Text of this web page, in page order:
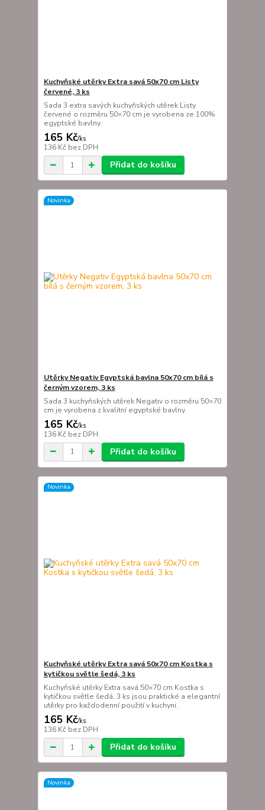
Kuchyňské utěrky Extra savá 50x70 cm Listy
červené, 3 ks
Sada 3 extra savých kuchyňských utěrek Listy
červené o rozměru 50×70 cm je vyrobena ze 100%
egyptské bavlny.
165 Kč/ks
136 Kč bez DPH
Přidat do košíku
Novinka
Utěrky Negativ Egyptská bavlna 50x70 cm bílá s
černým vzorem, 3 ks
Sada 3 kuchyňských utěrek Negativ o rozměru 50×70
cm je vyrobena z kvalitní egyptské bavlny.
165 Kč/ks
136 Kč bez DPH
Přidat do košíku
Novinka
Kuchyňské utěrky Extra savá 50x70 cm Kostka s
kytičkou světle šedá, 3 ks
Kuchyňské utěrky Extra savá 50×70 cm Kostka s
kytičkou světle šedá, 3 ks jsou praktické a elegantní
utěrky pro každodenní použití v kuchyni.
165 Kč/ks
136 Kč bez DPH
Přidat do košíku
Novinka